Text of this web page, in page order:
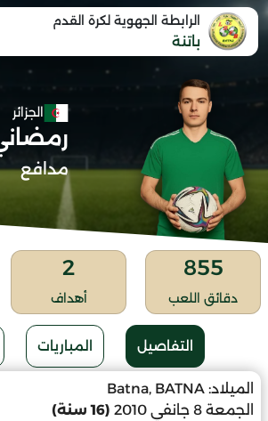
الرابطة الجهوية لكرة القدم
باتنة
الجزائر
مدافع
855
دقائق اللعب
2
أهداف
التفاصيل المباريات
الميلاد: Batna, BATNA
الجمعة 8 جانفي 2010
(16 سنة)